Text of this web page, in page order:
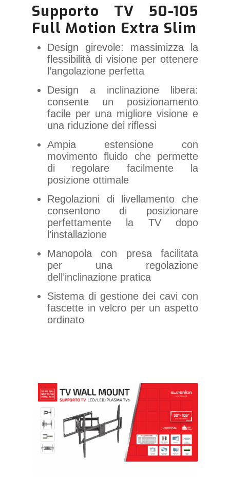
Supporto TV 50-105
Full Motion Extra Slim
Design girevole: massimizza la
flessibilità di visione per ottenere
l’angolazione perfetta
Design a inclinazione libera:
consente un posizionamento
facile per una migliore visione e
una riduzione dei riflessi
Ampia estensione con
movimento fluido che permette
di regolare facilmente la
posizione ottimale
Regolazioni di livellamento che
consentono di posizionare
perfettamente la TV dopo
l’installazione
Manopola con presa facilitata
per una regolazione
dell’inclinazione pratica
Sistema di gestione dei cavi con
fascette in velcro per un aspetto
ordinato